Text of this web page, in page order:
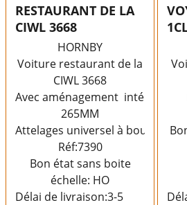
RESTAURANT DE LA
CIWL 3668
HORNBY
Voiture restaurant de la
CIWL 3668
Avec aménagement intérieur
265MM
Attelages universel à boucles
Réf:7390
Bon état sans boite
échelle: HO
Délai de livraison:3-5